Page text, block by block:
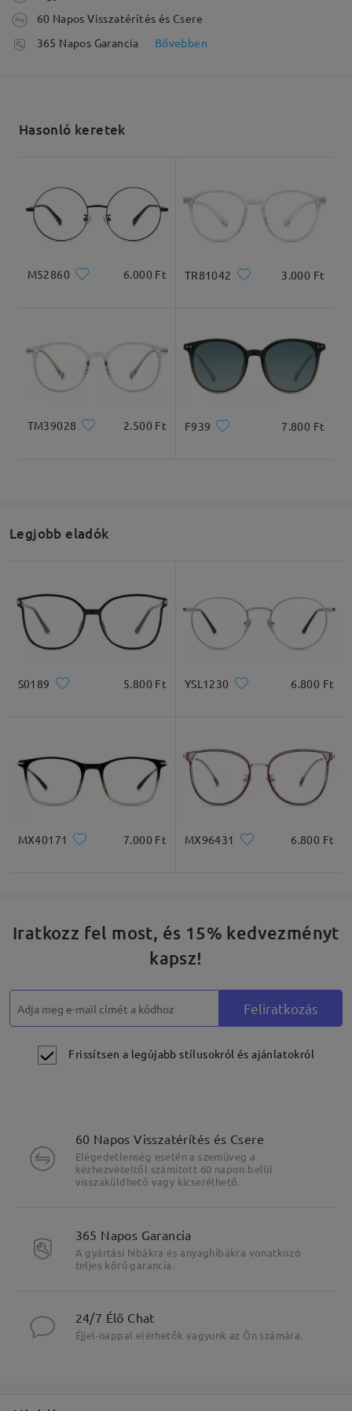
Arcforma:
Szögletes és kerek
Archossz: Arcszélesség:
Teljes szélesség Szárhossz
Ajánlott arcformák
* Csak tájékoztató jellegű
Fő jellemzők kiemelése
véleményt
Írjon egy véleményt
feldolgozási idő
Kiszállítva
60 Napos Visszatérítés és Csere
365 Napos Garancia
Bővebben
Hasonló keretek
M52860 6.000 Ft TR81042 3.000 Ft
TM39028 2.500 Ft F939 7.800 Ft
Legjobb eladók
S0189 5.800 Ft YSL1230 6.800 Ft
MX40171 7.000 Ft MX96431 6.800 Ft
Iratkozz fel most, és 15% kedvezményt
kapsz!
Feliratkozás
Frissítsen a legújabb stílusokról és ajánlatokról
60 Napos Visszatérítés és Csere
Elégedetlenség esetén a szemüveg a
kézhezvételtől számított 60 napon belül
visszaküldhető vagy kicserélhető.
365 Napos Garancia
A gyártási hibákra és anyaghibákra vonatkozó
teljes körű garancia.
24/7 Élő Chat
Éjjel-nappal elérhetők vagyunk az Ön számára.